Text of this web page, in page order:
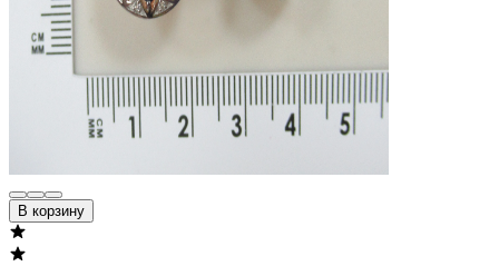
В корзину